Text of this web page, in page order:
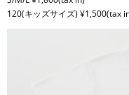
120(キッズサイズ) ¥1,500(tax